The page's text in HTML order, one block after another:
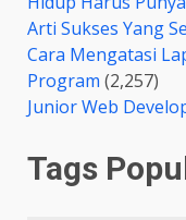
Arti Sukses Yang
Cara Mengatasi
Program (2,257)
Junior Web
Tags